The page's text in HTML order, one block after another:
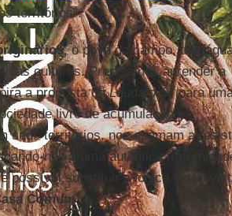
territórios”.
, o povo do campo, das
das culturas. Precisamos aprender a
a proposta daLaudato Si’para
livre de acumulação e
seus territórios, nos chamam a
nos a uma autêntica
possível substituir a lógica
Comum”.